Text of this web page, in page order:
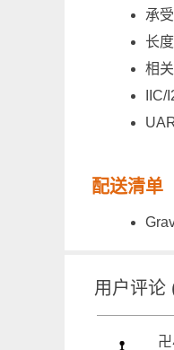
承
长
相关
配送清单
用户评论